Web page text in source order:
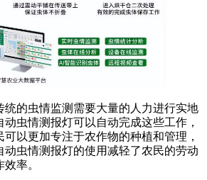
统的虫情监测需要大量的人力进行实地
虫情测报灯可以自动完成这些工作，
以更加专注于农作物的种植和管理，
动虫情测报灯的使用减轻了农民的劳动
率。